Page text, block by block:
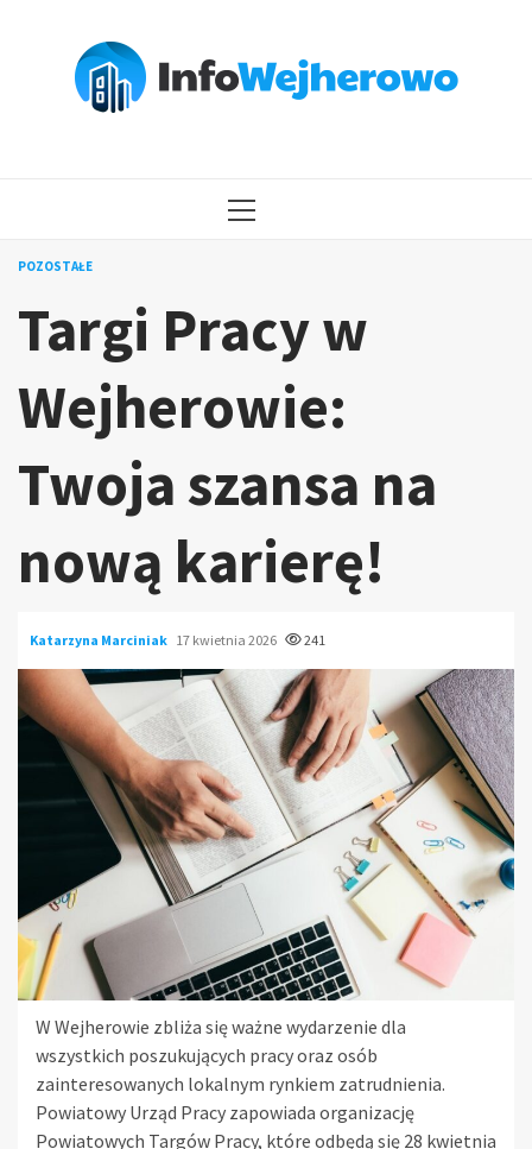
MENU
POZOSTAŁE
Targi Pracy w
Wejherowie:
Twoja szansa na
nową karierę!
Katarzyna Marciniak 17 kwietnia 2026 241
W Wejherowie zbliża się ważne wydarzenie dla
wszystkich poszukujących pracy oraz osób
zainteresowanych lokalnym rynkiem zatrudnienia.
Powiatowy Urząd Pracy zapowiada organizację
Powiatowych Targów Pracy, które odbędą się 28 kwietnia